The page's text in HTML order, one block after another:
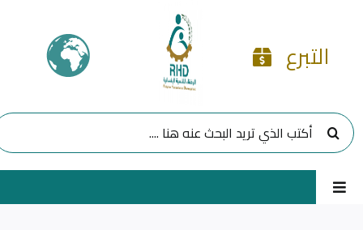
content
البحث
عن:
التبرع
Toggle